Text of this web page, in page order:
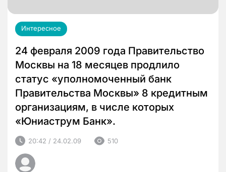
Интересное
24 февраля 2009 года Правительство
Москвы на 18 месяцев продлило
статус «уполномоченный банк
Правительства Москвы» 8 кредитным
организациям, в числе которых
«Юниаструм Банк».
20:42 / 24.02.09 510